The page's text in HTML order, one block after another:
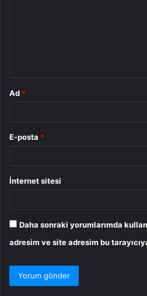
Ad *
E-posta *
İnternet sitesi
Daha sonraki yorumlarımda
adresim ve site adresim bu